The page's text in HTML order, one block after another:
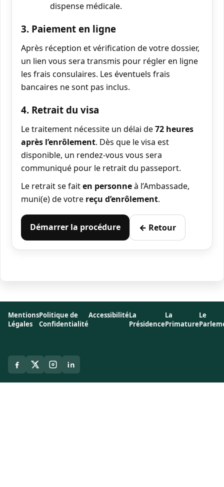
dispense médicale.
3. Paiement en ligne
Après réception et vérification de votre dossier,
un lien vous sera transmis pour régler en ligne
les frais consulaires. Les éventuels frais
bancaires ne sont pas inclus.
4. Retrait du visa
Le traitement nécessite un délai de72 heures
après l’enrôlement. Dès que le visa est
disponible, un rendez-vous vous sera
communiqué pour le retrait du passeport.
Le retrait se faiten personneà l’Ambassade,
muni(e) de votre reçu d’enrôlement.
Démarrer la procédure ← Retour
Mentions
Légales
Politique de
Confidentialité
AccessibilitéLa
Présidence
La
Primature
Le